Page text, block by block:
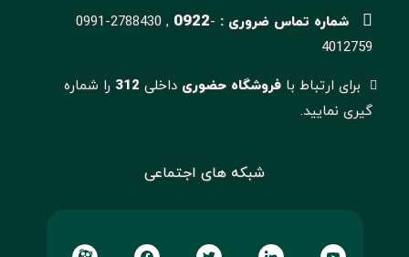
شماره تماس ضروری : 0991-2788430 , 0922-
4012759
برای ارتباط با فروشگاه حضوریداخلی 312 را شماره
گیری نمایید.
شبکه های اجتماعی